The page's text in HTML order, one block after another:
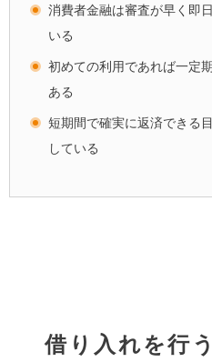
消費者金融は審査が早く即
いる
初めての利用であれば一定
ある
短期間で確実に返済できる
している
借り入れを行